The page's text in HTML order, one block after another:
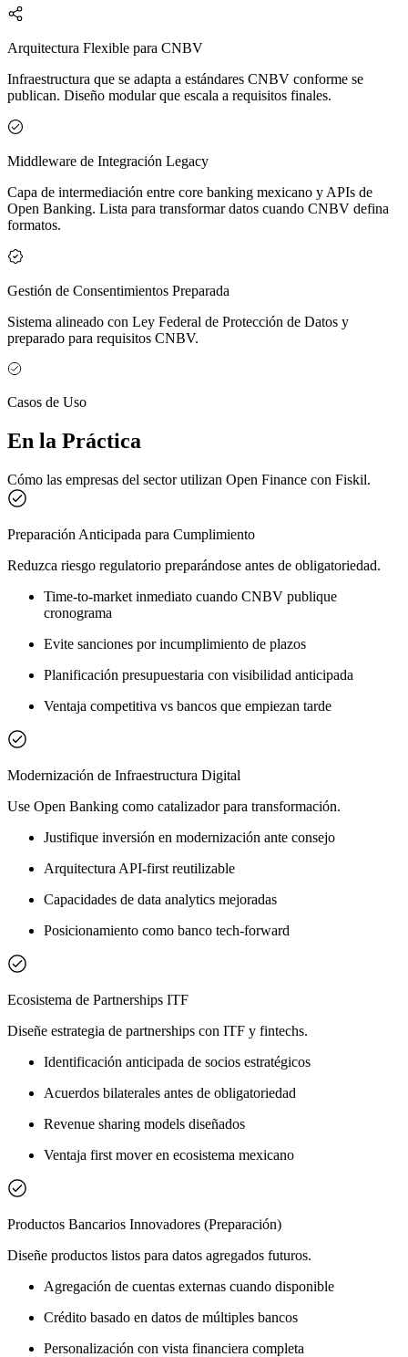
Arquitectura Flexible para CNBV
Infraestructura que se adapta a estándares CNBV conforme se
publican. Diseño modular que escala a requisitos finales.
Middleware de Integración Legacy
Capa de intermediación entre core banking mexicano y APIs de
Open Banking. Lista para transformar datos cuando CNBV defina
formatos.
Gestión de Consentimientos Preparada
Sistema alineado con Ley Federal de Protección de Datos y
preparado para requisitos CNBV.
Casos de Uso
En la Práctica
Cómo las empresas del sector utilizan Open Finance con Fiskil.
Preparación Anticipada para Cumplimiento
Reduzca riesgo regulatorio preparándose antes de obligatoriedad.
Time-to-market inmediato cuando CNBV publique
cronograma
Evite sanciones por incumplimiento de plazos
Planificación presupuestaria con visibilidad anticipada
Ventaja competitiva vs bancos que empiezan tarde
Modernización de Infraestructura Digital
Use Open Banking como catalizador para transformación.
Justifique inversión en modernización ante consejo
Arquitectura API-first reutilizable
Capacidades de data analytics mejoradas
Posicionamiento como banco tech-forward
Ecosistema de Partnerships ITF
Diseñe estrategia de partnerships con ITF y fintechs.
Identificación anticipada de socios estratégicos
Acuerdos bilaterales antes de obligatoriedad
Revenue sharing models diseñados
Ventaja first mover en ecosistema mexicano
Productos Bancarios Innovadores (Preparación)
Diseñe productos listos para datos agregados futuros.
Agregación de cuentas externas cuando disponible
Crédito basado en datos de múltiples bancos
Personalización con vista financiera completa